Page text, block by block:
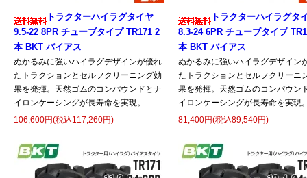
トラクターハイラグタイヤ
9.5-22 8PR チューブタイプ TR171 2
本 BKT バイアス
ぬかるみに強いハイラグデザインが優れ
たトラクションとセルフクリーニング効
果を発揮。天然ゴムのコンパウンドとナ
イロンケーシングが長寿命を実現。
106,600円(税込117,260円)
トラクターハイラグタ
8.3-24 6PR チューブタイプ
本 BKT バイアス
ぬかるみに強いハイラグデザイン
たトラクションとセルフクリーニ
果を発揮。天然ゴムのコンパウン
イロンケーシングが長寿命を実現
81,400円(税込89,540円)